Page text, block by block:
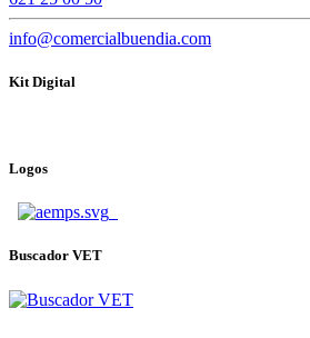
info@comercialbuendia.com
Kit Digital
Logos
Buscador VET